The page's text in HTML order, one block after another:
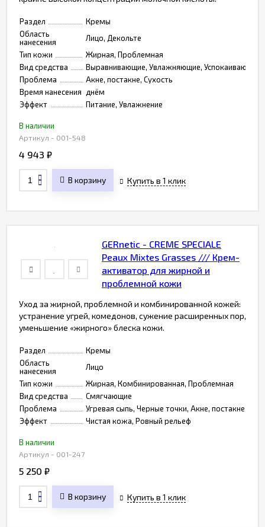
Раздел
Кремы
Область
нанесения
Лицо, Декольте
Тип кожи
Жирная, Проблемная
Вид средства
Выравнивающие, Увлажняющие, Успокаивающие
Проблема
Акне, постакне, Сухость
Время нанесения
днём
Эффект
Питание, Увлажнение
В наличии
Артикул - 001-548
4 943 ₽
В корзину Купить в 1 клик
GERnetic - CREME SPECIALE
Peaux Mixtes Grasses /// Крем-
активатор для жирной и
проблемной кожи
Уход за жирной, проблемной и комбинированной кожей:
устранение угрей, комедонов, сужение расширенных пор,
уменьшение «жирного» блеска кожи.
Раздел
Кремы
Область
нанесения
Лицо
Тип кожи
Жирная, Комбинированная, Проблемная
Вид средства
Смягчающие
Проблема
Угревая сыпь, Черные точки, Акне, постакне
Эффект
Чистая кожа, Ровный рельеф
В наличии
Артикул - 001-247
5 250 ₽
В корзину Купить в 1 клик